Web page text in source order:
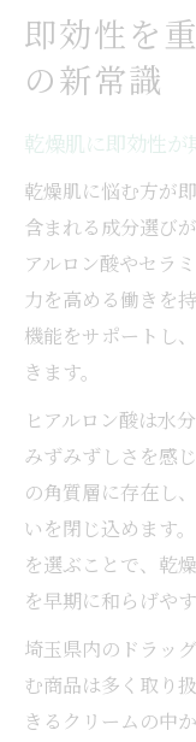
即効性を
の新常識
乾燥肌に即効性
乾燥肌に悩む方が
含まれる成分選び
アルロン酸やセラ
力を高める働きを
機能をサポートし
きます。
ヒアルロン酸は水
みずみずしさを感
の角質層に存在し
いを閉じ込めます
を選ぶことで、乾
を早期に和らげや
埼玉県内のドラッ
む商品は多く取り
きるクリームの中